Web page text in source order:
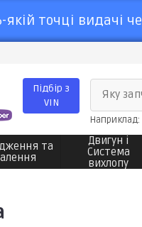
точці видачі
Підбір з
VIN
Яку
Наприклад:
та
Двигун і
Система
вихлопу